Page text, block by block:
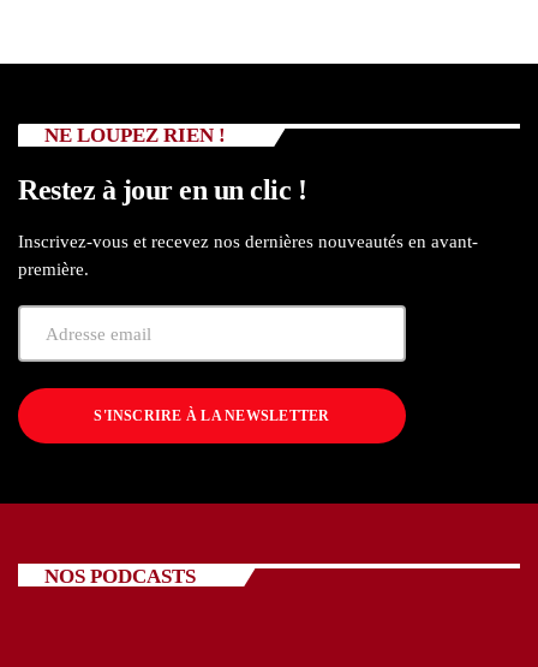
NE LOUPEZ RIEN !
Restez à jour en un clic !
Inscrivez-vous et recevez nos dernières nouveautés en avant-
première.
S'INSCRIRE À LA NEWSLETTER
NOS PODCASTS